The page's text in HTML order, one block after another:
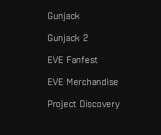
Gunjack
Gunjack 2
EVE Fanfest
EVE Merchandise
Project Discovery